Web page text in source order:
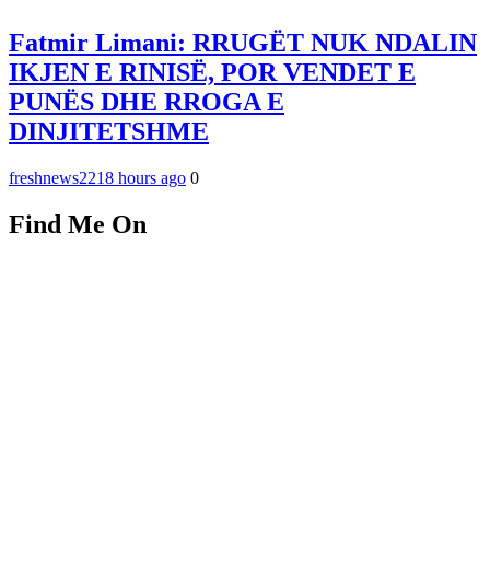
Fatmir Limani: RRUGËT NUK NDALIN
IKJEN E RINISË, POR VENDET E
PUNËS DHE RROGA E
DINJITETSHME
freshnews2218 hours ago 0
Find Me On